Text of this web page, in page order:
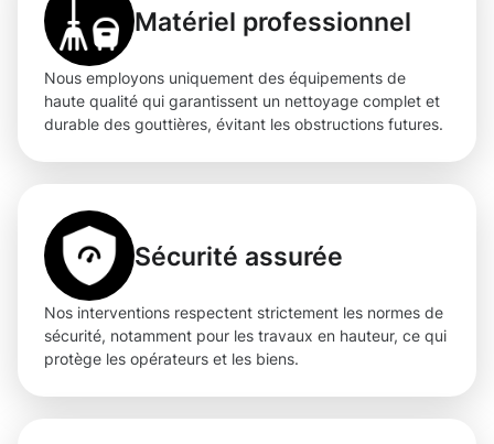
Matériel professionnel
Nous employons uniquement des équipements de
haute qualité qui garantissent un nettoyage complet et
durable des gouttières, évitant les obstructions futures.
Sécurité assurée
Nos interventions respectent strictement les normes de
sécurité, notamment pour les travaux en hauteur, ce qui
protège les opérateurs et les biens.